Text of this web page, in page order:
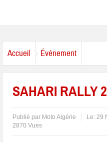
Accueil Événement
SAHARI RALLY
Publié par Moto Algérie Le:29
2870 Vues